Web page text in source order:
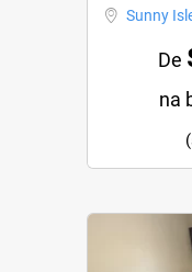
Sunny
De
na